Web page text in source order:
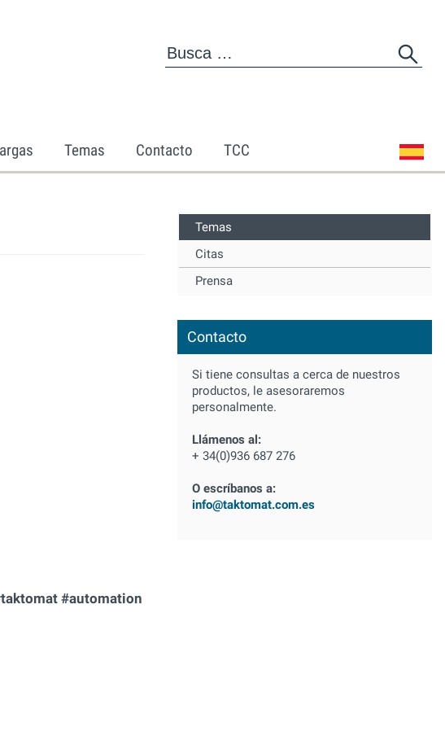
Temas Contacto TCC
#automation
Temas
Citas
Prensa
Contacto
Si tiene consultas a cerca de nuestros
productos, le asesoraremos
personalmente.
Llámenos al:
+ 34(0)936 687 276
O escríbanos a:
info@taktomat.com.es